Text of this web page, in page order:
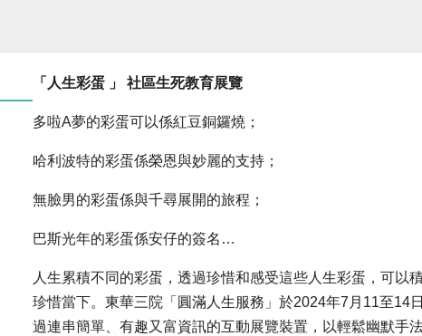
「人生彩蛋 」 社區生死教育展覽
多啦A夢的彩蛋可以係紅豆銅鑼燒；
哈利波特的彩蛋係榮恩與妙麗的支持；
無臉男的彩蛋係與千尋展開的旅程；
巴斯光年的彩蛋係安仔的簽名…
人生累積不同的彩蛋，透過珍惜和感受這些人生彩蛋，可以
珍惜當下。東華三院「圓滿人生服務」於2024年7月11至14
過連串簡單、有趣又富資訊的互動展覽裝置，以輕鬆幽默手